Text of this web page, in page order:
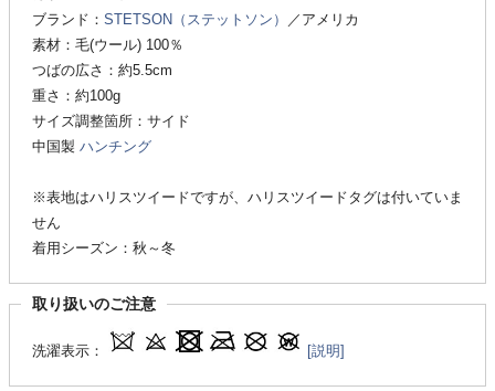
ブランド： STETSON（ステットソン）
／アメリカ
素材：毛(ウール) 100％
つばの広さ：約5.5cm
重さ：約100g
サイズ調整箇所：サイド
中国製 ハンチング
※表地はハリスツイードですが、ハリスツイードタグは付いていま
せん
着用シーズン：秋～冬
取り扱いのご注意
洗濯表示： [説明]